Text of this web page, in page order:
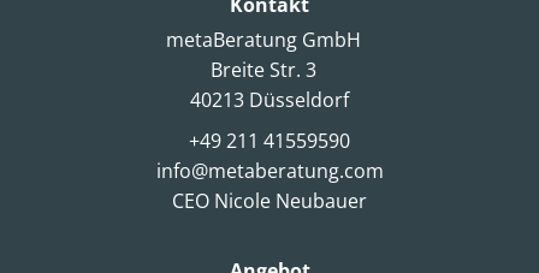
metaBeratung GmbH
Breite Str. 3
40213 Düsseldorf
+49 211 41559590
info@metaberatung.com
CEO Nicole Neubauer